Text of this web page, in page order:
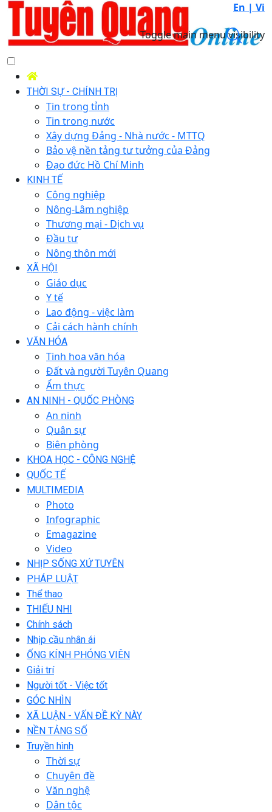
En | Vi
Toggle main menu visibility
THỜI SỰ - CHÍNH TRỊ
Tin trong tỉnh
Tin trong nước
Xây dựng Đảng - Nhà nước - MTTQ
Bảo vệ nền tảng tư tưởng của Đảng
Đạo đức Hồ Chí Minh
KINH TẾ
Công nghiệp
Nông-Lâm nghiệp
Thương mại - Dịch vụ
Đầu tư
Nông thôn mới
XÃ HỘI
Giáo dục
Y tế
Lao động - việc làm
Cải cách hành chính
VĂN HÓA
Tinh hoa văn hóa
Đất và người Tuyên Quang
Ẩm thực
AN NINH - QUỐC PHÒNG
An ninh
Quân sự
Biên phòng
KHOA HỌC - CÔNG NGHỆ
QUỐC TẾ
MULTIMEDIA
Photo
Infographic
Emagazine
Video
NHỊP SỐNG XỨ TUYÊN
PHÁP LUẬT
Thể thao
THIẾU NHI
Chính sách
Nhịp cầu nhân ái
ỐNG KÍNH PHÓNG VIÊN
Giải trí
Người tốt - Việc tốt
GÓC NHÌN
XÃ LUẬN - VẤN ĐỀ KỲ NÀY
NỀN TẢNG SỐ
Truyền hình
Thời sự
Chuyên đề
Văn nghệ
Dân tộc